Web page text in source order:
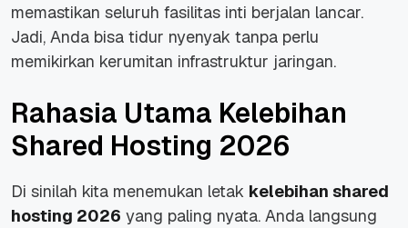
memastikan seluruh fasilitas inti berjalan lancar.
Jadi, Anda bisa tidur nyenyak tanpa perlu
memikirkan kerumitan infrastruktur jaringan.
Rahasia Utama Kelebihan
Shared Hosting 2026
Di sinilah kita menemukan letak kelebihan shared
hosting 2026 yang paling nyata. Anda langsung